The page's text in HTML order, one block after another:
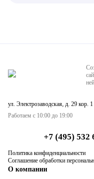
ул. Электрозаводская, д. 29 кор. 1
Работаем с 10:00 до 19:00
+7 (495) 532
Политика конфиденциальности
Соглашение обработки
О компании